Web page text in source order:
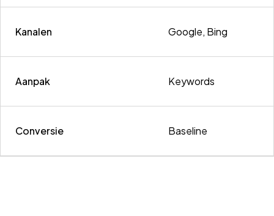
Kanalen Google, Bing
Aanpak Keywords
Conversie Baseline